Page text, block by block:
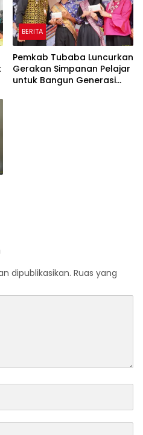
BERITA
Pemkab Tubaba Luncurkan
Gerakan Simpanan Pelajar
untuk Bangun Generasi
dipublikasikan. Ruas yang